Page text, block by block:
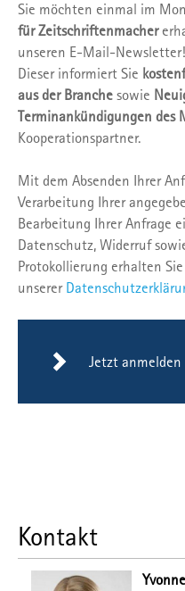
Sie möchten einmal im
für Zeitschriftenmacher
unseren E-Mail-Newsletter!
Dieser informiert Sie
aus der Branche sowie
Terminankündigungen des
Kooperationspartner.
Mit dem Absenden Ihrer
Verarbeitung Ihrer
Bearbeitung Ihrer Anfrage
Datenschutz, Widerruf
Protokollierung erhalten
unserer
Jetzt anmelden
Kontakt